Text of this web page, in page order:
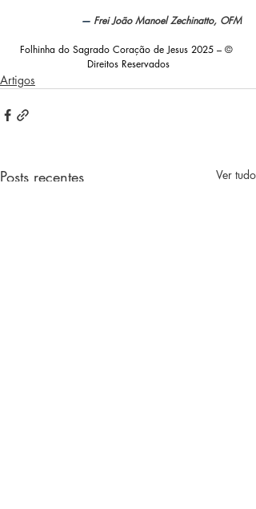
— Frei João Manoel Zechinatto, OFM
Folhinha do Sagrado Coração de Jesus 2025 – ©
Direitos Reservados
Artigos
Posts recentes Ver tudo